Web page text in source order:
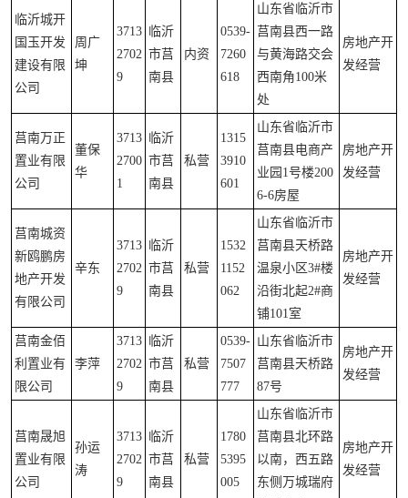
临沂城开
国玉开发
建设有限
公司
周广
坤
3713
2702
9
临沂
市莒
南县
内资
0539-
7260
618
山东省临沂市
莒南县西一路
与黄海路交会
西南角100米
处
房地产开
发经营
莒南万正
置业有限
公司
董保
华
3713
2700
1
临沂
市莒
南县
私营
1315
3910
601
山东省临沂市
莒南县电商产
业园1号楼200
6-6房屋
房地产开
发经营
莒南城资
新鸥鹏房
地产开发
有限公司
辛东
3713
2702
9
临沂
市莒
南县
私营
1532
1152
062
山东省临沂市
莒南县天桥路
温泉小区3#楼
沿街北起2#商
铺101室
房地产开
发经营
莒南金佰
利置业有
限公司
李萍
3713
2702
9
临沂
市莒
南县
私营
0539-
7507
777
山东省临沂市
莒南县天桥路
87号
房地产开
发经营
莒南晟旭
置业有限
公司
孙运
涛
3713
2702
9
临沂
市莒
南县
私营
1780
5395
005
山东省临沂市
莒南县北环路
以南，西五路
东侧万城瑞府
房地产开
发经营